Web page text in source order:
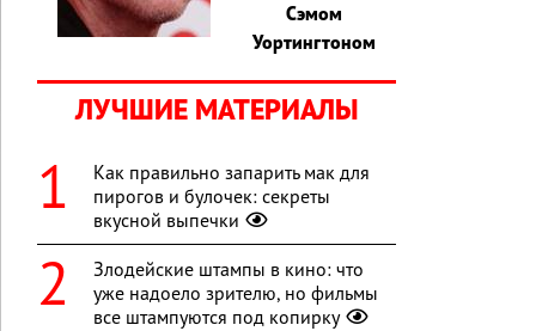
Сэмом
Уортингтоном
ЛУЧШИЕ МАТЕРИАЛЫ
Как правильно запарить мак для
пирогов и булочек: секреты
вкусной выпечки
Злодейские штампы в кино: что
уже надоело зрителю, но фильмы
все штампуются под копирку